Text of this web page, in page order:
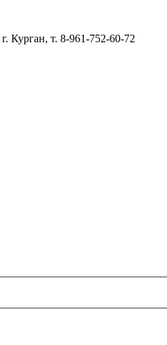
г. Курган, т. 8-961-752-60-72